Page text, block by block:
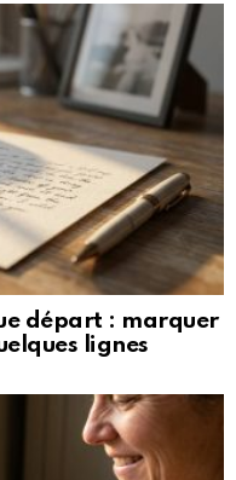
départ : marquer
lignes